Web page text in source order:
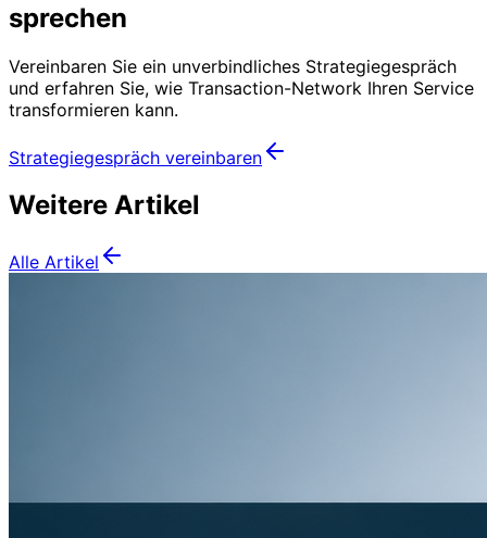
sprechen
Vereinbaren Sie ein unverbindliches Strategiegespräch
und erfahren Sie, wie Transaction-Network Ihren Service
transformieren kann.
Strategiegespräch vereinbaren
Weitere Artikel
Alle Artikel